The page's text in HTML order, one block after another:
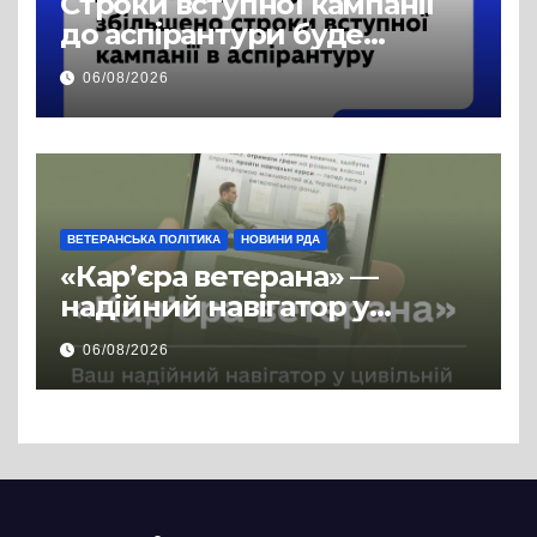
до аспірантури буде
продовжено
06/08/2026
ВЕТЕРАНСЬКА ПОЛІТИКА НОВИНИ РДА
«Кар’єра ветерана» —
надійний навігатор у
цивільній професії
06/08/2026